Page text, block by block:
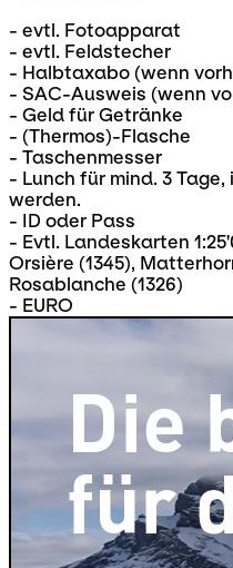
- evtl. Fotoapparat
- evtl. Feldstecher
- Halbtaxabo (wenn
- SAC-Ausweis (wenn
- Geld für Getränke
- (Thermos)-Flasche
- Taschenmesser
- Lunch für mind. 3
werden.
- ID oder Pass
- Evtl. Landeskarten
Orsière (1345),
Rosablanche (1326)
- EURO